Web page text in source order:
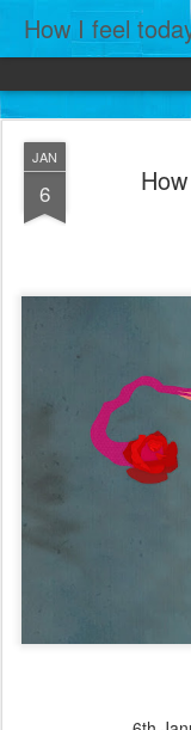
How I feel
JAN
6